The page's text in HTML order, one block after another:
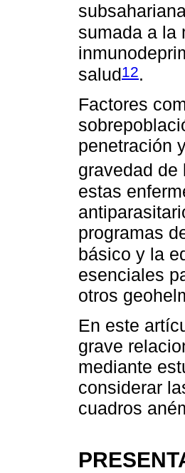
sumada a la
salud12.
Factores
penetración
gravedad de
estas
programas
básico y la
esenciales
otros
En este
grave
mediante
considerar
cuadros